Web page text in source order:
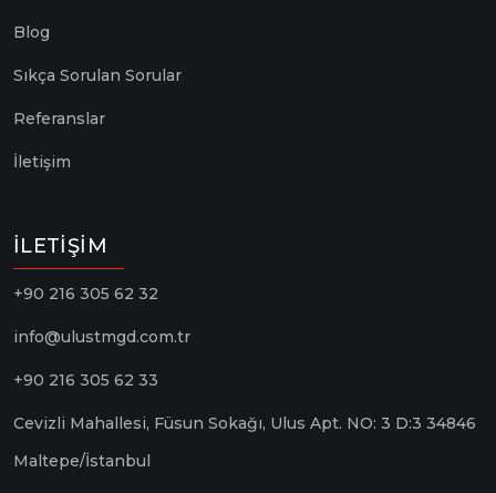
Blog
Sıkça Sorulan Sorular
Referanslar
İletişim
İLETIŞIM
+90 216 305 62 32
info@ulustmgd.com.tr
+90 216 305 62 33
Cevizli Mahallesi, Füsun Sokağı, Ulus Apt. NO: 3 D:3 34846
Maltepe/İstanbul